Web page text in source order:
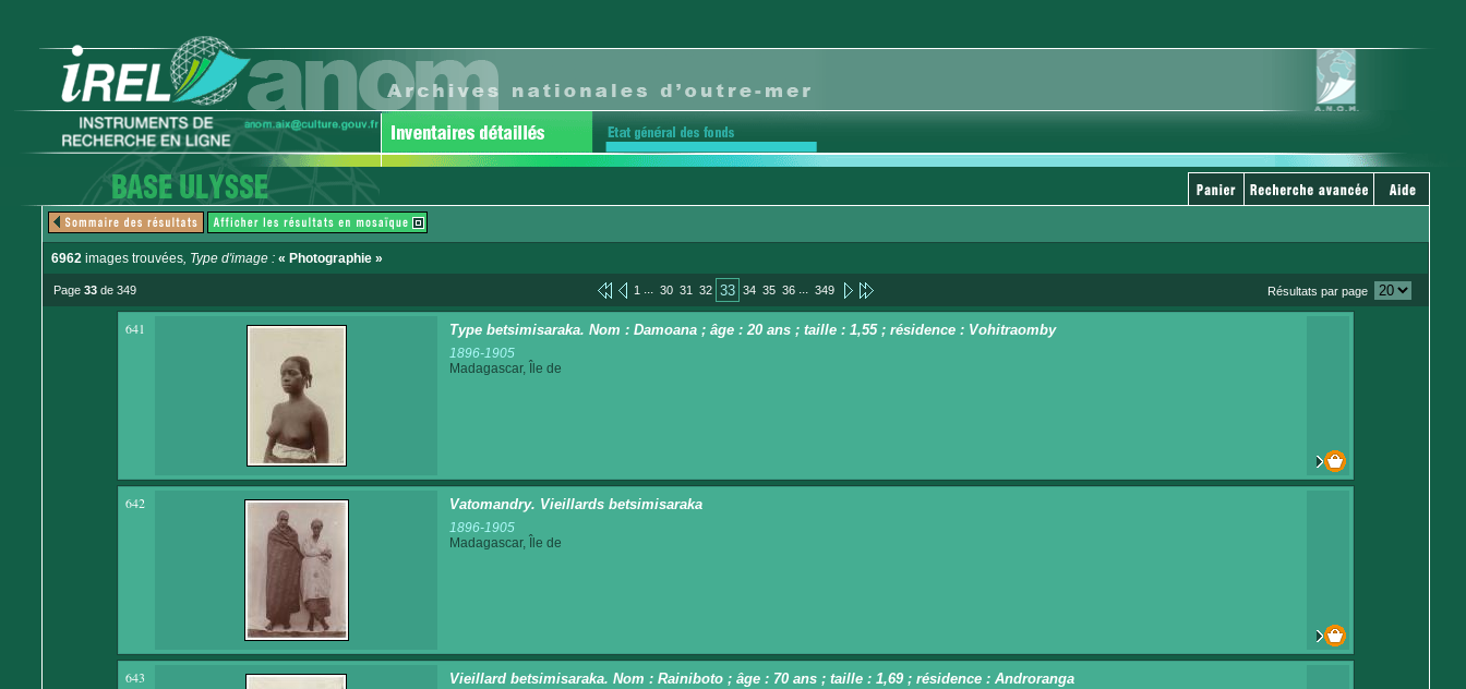
6962 images trouvées, Type d'image : « Photographie »
Page 33 de 349 1 ... 30 31 32 33 34 35 36 ... 349 Résultats par page
641 Type betsimisaraka. Nom : Damoana ; âge : 20 ans ; taille : 1,55 ; résidence : Vohitraomby
1896-1905
Madagascar, Île de
642 Vatomandry. Vieillards betsimisaraka
1896-1905
Madagascar, Île de
643 Vieillard betsimisaraka. Nom : Rainiboto ; âge : 70 ans ; taille : 1,69 ; résidence : Androranga